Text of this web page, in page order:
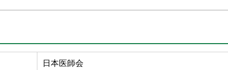
日本医師会